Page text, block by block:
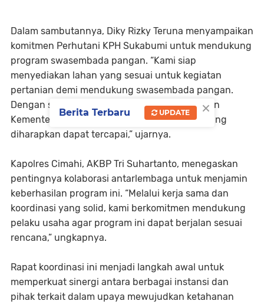
Dalam sambutannya, Diky Rizky Teruna menyampaikan
komitmen Perhutani KPH Sukabumi untuk mendukung
program swasembada pangan. “Kami siap
menyediakan lahan yang sesuai untuk kegiatan
pertanian demi mendukung swasembada pangan.
Dengan sinergi yang baik antara Perhutani dan
Kementerian Pertanian, kami optimis target yang
diharapkan dapat tercapai,” ujarnya.
Kapolres Cimahi, AKBP Tri Suhartanto, menegaskan
pentingnya kolaborasi antarlembaga untuk menjamin
keberhasilan program ini. “Melalui kerja sama dan
koordinasi yang solid, kami berkomitmen mendukung
pelaku usaha agar program ini dapat berjalan sesuai
rencana,” ungkapnya.
Rapat koordinasi ini menjadi langkah awal untuk
memperkuat sinergi antara berbagai instansi dan
pihak terkait dalam upaya mewujudkan ketahanan
×
Berita Terbaru UPDATE